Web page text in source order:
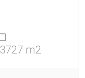
3727 m2